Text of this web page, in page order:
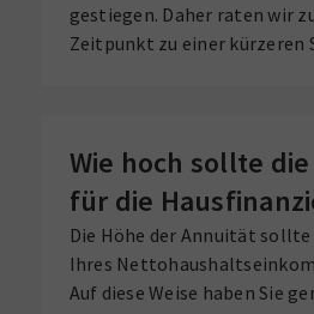
gestiegen. Daher raten wir
Zeitpunkt zu einer kürzeren
Wie hoch sollte
für die
Die Höhe der Annuität
Ihres
Auf diese Weise haben Sie